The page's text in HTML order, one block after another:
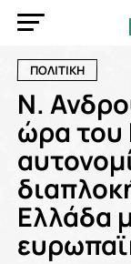
ΠΟΛΙΤΙΚΗ
Ν.
ώρα
Ελλάδα